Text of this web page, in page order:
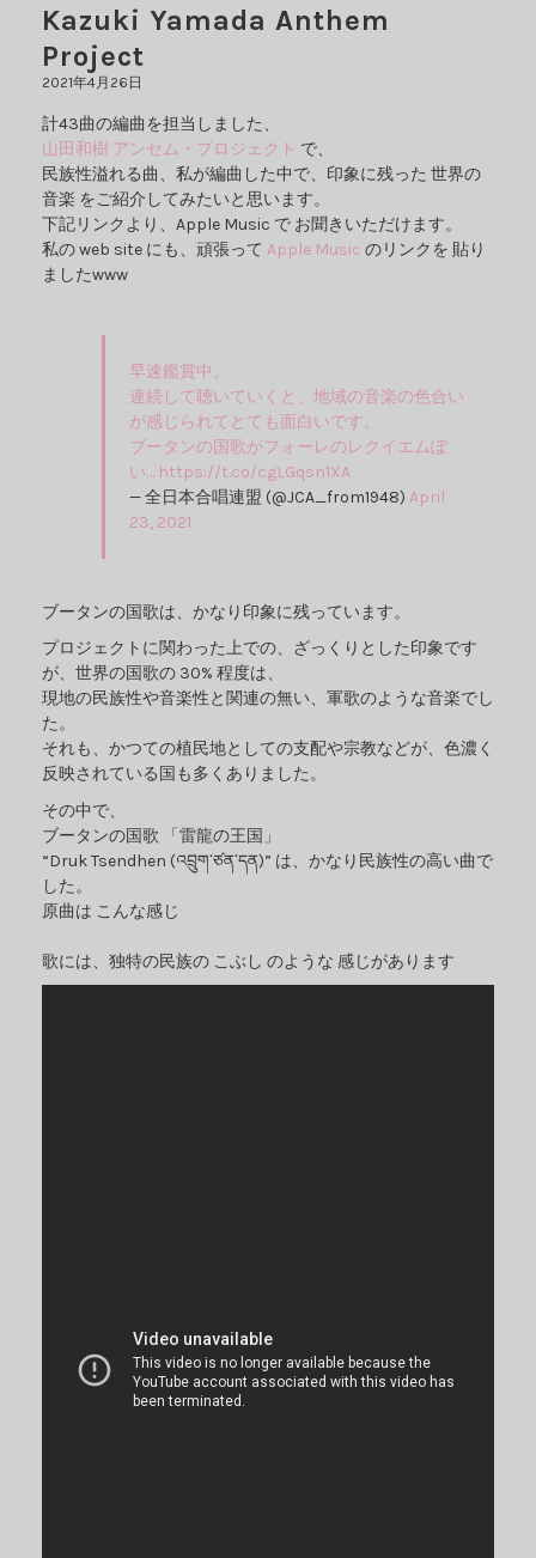
Kazuki Yamada Anthem
Project
2021年4月26日
計43曲の編曲を担当しました、
山田和樹 アンセム・プロジェクト で、
民族性溢れる曲、私が編曲した中で、印象に残った 世界の
音楽 をご紹介してみたいと思います。
下記リンクより、Apple Music で お聞きいただけます。
私の web site にも、頑張って Apple Music のリンクを 貼り
ましたwww
早速鑑賞中。
連続して聴いていくと、地域の音楽の色合い
が感じられてとても面白いです。
ブータンの国歌がフォーレのレクイエムぽ
い… https://t.co/cgLGqsn1XA
— 全日本合唱連盟 (@JCA_from1948) April
23, 2021
ブータンの国歌は、かなり印象に残っています。
プロジェクトに関わった上での、ざっくりとした印象です
が、世界の国歌の 30% 程度は、
現地の民族性や音楽性と関連の無い、軍歌のような音楽でし
た。
それも、かつての植民地としての支配や宗教などが、色濃く
反映されている国も多くありました。
その中で、
ブータンの国歌 「雷龍の王国」
“Druk Tsendhen (འབྲུག་ཙན་དན)” は、かなり民族性の高い曲で
した。
原曲は こんな感じ
歌には、独特の民族の こぶし のような 感じがあります